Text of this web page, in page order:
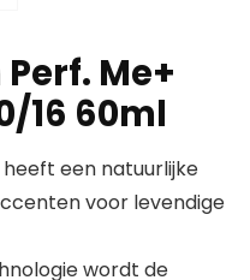
Me+
16 60ml
een natuurlijke
voor levendige
wordt de